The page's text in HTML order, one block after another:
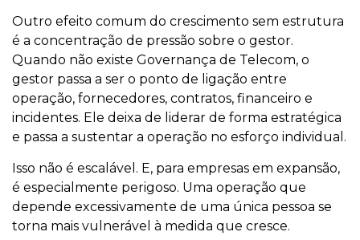
Outro efeito comum do crescimento sem estrutura
é a concentração de pressão sobre o gestor.
Quando não existe Governança de Telecom, o
gestor passa a ser o ponto de ligação entre
operação, fornecedores, contratos, financeiro e
incidentes. Ele deixa de liderar de forma estratégica
e passa a sustentar a operação no esforço individual.
Isso não é escalável. E, para empresas em expansão,
é especialmente perigoso. Uma operação que
depende excessivamente de uma única pessoa se
torna mais vulnerável à medida que cresce.